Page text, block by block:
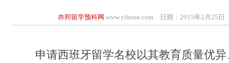
亦邦留学预科网 www.yibone.com 日期：2015年2月25
申请西班牙留学名校以其教育质量优异